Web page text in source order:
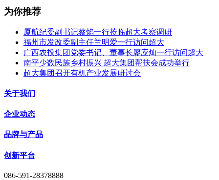
为你推荐
厦航纪委副书记蔡焰一行莅临超大考察调研
福州市发改委副主任兰明爱一行访问超大
广西农投集团党委书记、董事长廖应灿一行访问超大
南平少数民族乡村振兴 超大集团帮扶会成功举行
超大集团召开有机产业发展研讨会
关于我们
企业动态
品牌与产品
创新平台
086-591-28378888